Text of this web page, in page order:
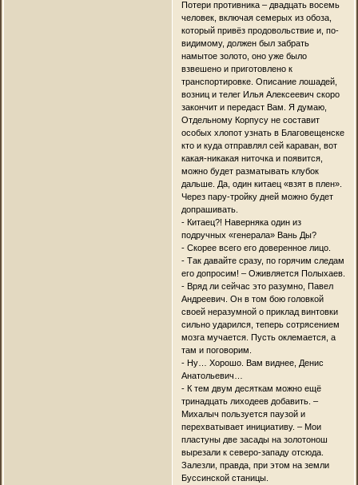
Потери противника – двадцать восемь
человек, включая семерых из обоза,
который привёз продовольствие и, по-
видимому, должен был забрать
намытое золото, оно уже было
взвешено и приготовлено к
транспортировке. Описание лошадей,
возниц и телег Илья Алексеевич скоро
закончит и передаст Вам. Я думаю,
Отдельному Корпусу не составит
особых хлопот узнать в Благовещенске
кто и куда отправлял сей караван, вот
какая-никакая ниточка и появится,
можно будет разматывать клубок
дальше. Да, один китаец «взят в плен».
Через пару-тройку дней можно будет
допрашивать.
- Китаец?! Наверняка один из
подручных «генерала» Вань Ды?
- Скорее всего его доверенное лицо.
- Так давайте сразу, по горячим следам
его допросим! – Оживляется Полыхаев.
- Вряд ли сейчас это разумно, Павел
Андреевич. Он в том бою головкой
своей неразумной о приклад винтовки
сильно ударился, теперь сотрясением
мозга мучается. Пусть оклемается, а
там и поговорим.
- Ну… Хорошо. Вам виднее, Денис
Анатольевич…
- К тем двум десяткам можно ещё
тринадцать лиходеев добавить. –
Михалыч пользуется паузой и
перехватывает инициативу. – Мои
пластуны две засады на золотонош
вырезали к северо-западу отсюда.
Залезли, правда, при этом на земли
Буссинской станицы.